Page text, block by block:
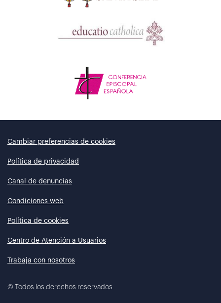
Cambiar preferencias de cookies
Política de privacidad
Canal de denuncias
Condiciones web
Política de cookies
Centro de Atención a Usuarios
Trabaja con nosotros
© Todos los derechos reservados